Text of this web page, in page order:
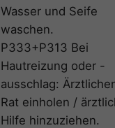
Wasser und Seife
waschen.
P333+P313 Bei
Hautreizung oder -
ausschlag:
Rat einholen /
Hilfe hinzuziehen.